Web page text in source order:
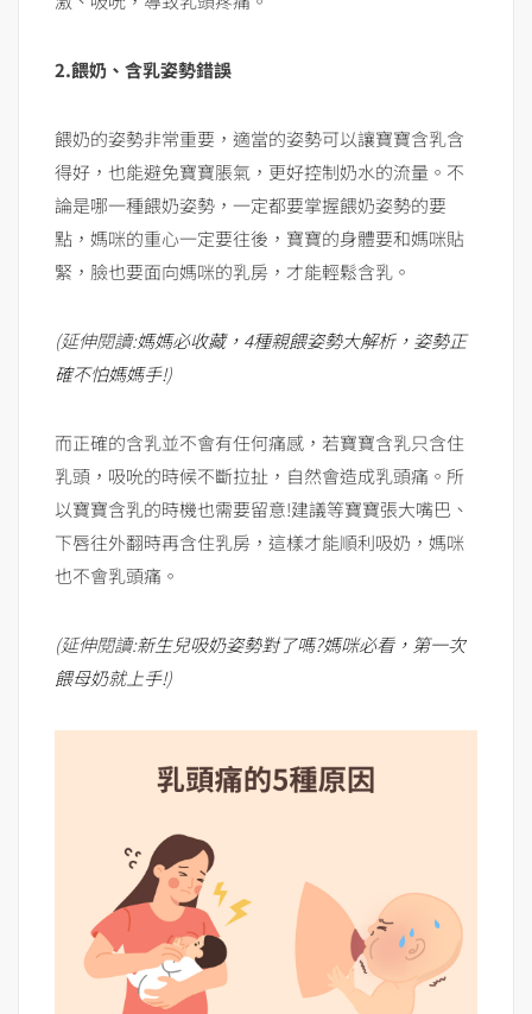
2.餵奶、含乳姿勢錯誤
餵奶的姿勢非常重要，適當的姿勢可以讓寶寶含乳含
得好，也能避免寶寶脹氣，更好控制奶水的流量。不
論是哪一種餵奶姿勢，一定都要掌握餵奶姿勢的要
點，媽咪的重心一定要往後，寶寶的身體要和媽咪貼
緊，臉也要面向媽咪的乳房，才能輕鬆含乳。
(延伸閱讀:媽媽必收藏，4種親餵姿勢大解析，姿勢正
確不怕媽媽手!)
而正確的含乳並不會有任何痛感，若寶寶含乳只含住
乳頭，吸吮的時候不斷拉扯，自然會造成乳頭痛。所
以寶寶含乳的時機也需要留意!建議等寶寶張大嘴巴、
下唇往外翻時再含住乳房，這樣才能順利吸奶，媽咪
也不會乳頭痛。
(延伸閱讀:新生兒吸奶姿勢對了嗎?媽咪必看，第一次
餵母奶就上手!)